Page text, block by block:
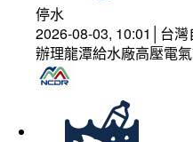
停水
2026-08-03, 10:01│台灣
辦理龍潭給水廠高壓電